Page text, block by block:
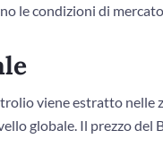
le condizioni di
viene estratto nelle
globale. Il prezzo del